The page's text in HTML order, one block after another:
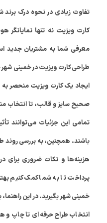
تفاوت زیادی در نحوه درک برند
کارت ویزیت نه تنها نمایانگر
معرفی شما به مشتریان جدید
طراحی کارت ویزیت در خمینی
ایجاد یک کارت ویزیت منحصر به
صحیح سایز و قالب، تا انتخاب
تمامی این جزئیات می‌توانند
باشند. همچنین، به بررسی روند
هزینه‌ها و نکات ضروری برای
پرداخت تا به شما کمک کنیم
خمینی شهر بگیرید. در این
انتخاب طراح حرفه‌ای تا چاپ و